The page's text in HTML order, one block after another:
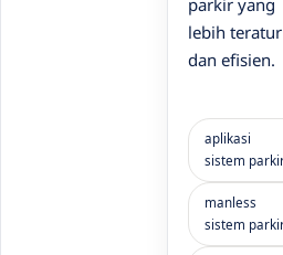
parkir yang
lebih teratur
dan efisien.